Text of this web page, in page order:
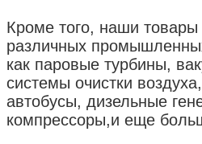
Кроме того, наши товары
различных
как паровые турбины,
системы очистки
автобусы, дизельные
компрессоры,и еще